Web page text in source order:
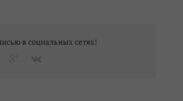
в социальных сетях!